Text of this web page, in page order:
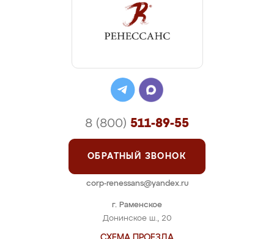
г. Раменское
Донинское ш., 20
8 (800) 511-89-55
ОБРАТНЫЙ ЗВОНОК
corp-renessans@yandex.ru